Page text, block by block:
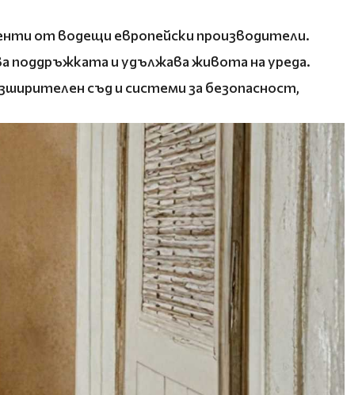
от водещи европейски производители.
поддръжката и удължава живота на уреда.
съд и системи за безопасност,